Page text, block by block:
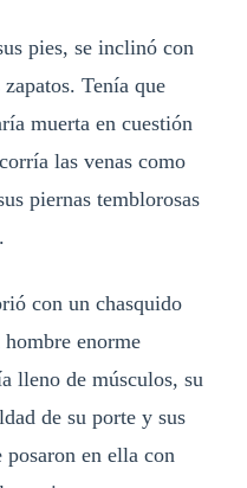
pies, se inclinó con
Tenía que
muerta en cuestión
las venas como
piernas temblorosas
con un chasquido
enorme
lleno de músculos, su
de su porte y sus
en ella con